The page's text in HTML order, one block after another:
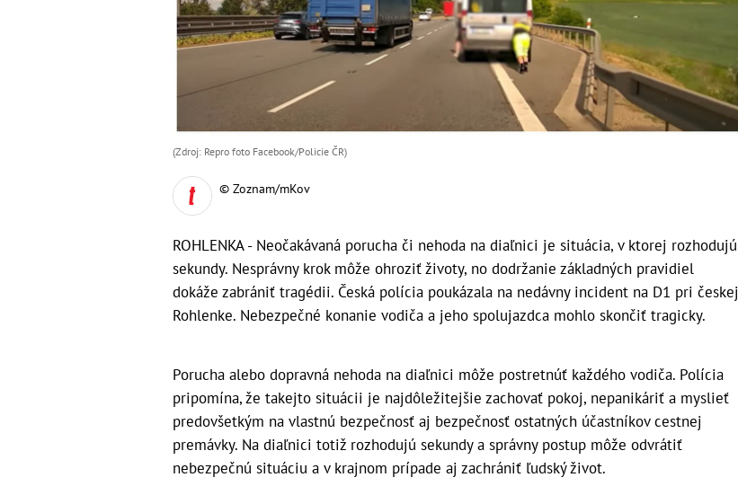
(Zdroj: Repro foto Facebook/Policie ČR)
© Zoznam/mKov
ROHLENKA - Neočakávaná porucha či nehoda na diaľnici je situácia, v ktorej rozhodujú
sekundy. Nesprávny krok môže ohroziť životy, no dodržanie základných pravidiel
dokáže zabrániť tragédii. Česká polícia poukázala na nedávny incident na D1 pri českej
Rohlenke. Nebezpečné konanie vodiča a jeho spolujazdca mohlo skončiť tragicky.
Porucha alebo dopravná nehoda na diaľnici môže postretnúť každého vodiča. Polícia
pripomína, že takejto situácii je najdôležitejšie zachovať pokoj, nepanikáriť a myslieť
predovšetkým na vlastnú bezpečnosť aj bezpečnosť ostatných účastníkov cestnej
premávky. Na diaľnici totiž rozhodujú sekundy a správny postup môže odvrátiť
nebezpečnú situáciu a v krajnom prípade aj zachrániť ľudský život.